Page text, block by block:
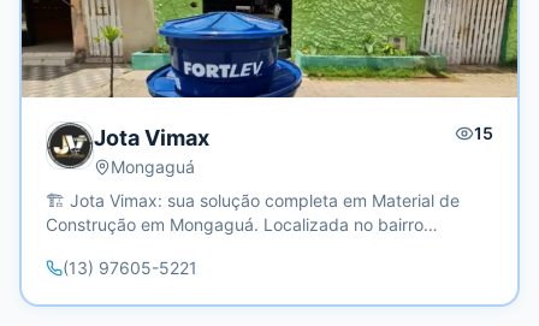
Jota Vimax
Mongaguá
15
🏗️ Jota Vimax: sua solução completa em Material de
Construção em Mongaguá. Localizada no bairro
tudo que você precisa para sua obra. ✨ Por que
(13) 97605-5221